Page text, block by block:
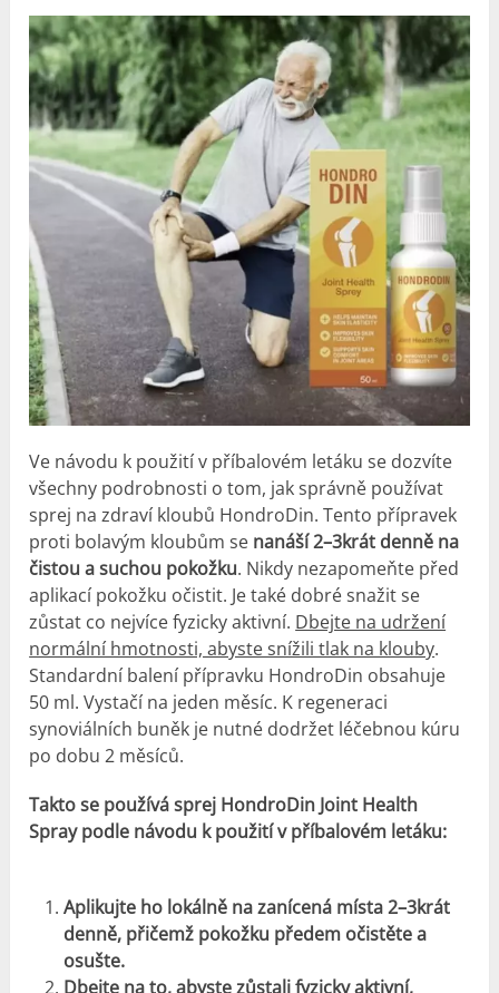
Ve návodu k použití v příbalovém letáku se dozvíte
všechny podrobnosti o tom, jak správně používat
sprej na zdraví kloubů HondroDin. Tento přípravek
proti bolavým kloubům se nanáší 2–3krát denně na
čistou a suchou pokožku. Nikdy nezapomeňte před
aplikací pokožku očistit. Je také dobré snažit se
zůstat co nejvíce fyzicky aktivní. Dbejte na udržení
normální hmotnosti, abyste snížili tlak na klouby.
Standardní balení přípravku HondroDin obsahuje
50 ml. Vystačí na jeden měsíc. K regeneraci
synoviálních buněk je nutné dodržet léčebnou kúru
po dobu 2 měsíců.
Takto se používá sprej HondroDin Joint Health
Spray podle návodu k použití v příbalovém letáku:
Aplikujte ho lokálně na zanícená místa 2–3krát
denně, přičemž pokožku předem očistěte a
osušte.
Dbejte na to, abyste zůstali fyzicky aktivní,